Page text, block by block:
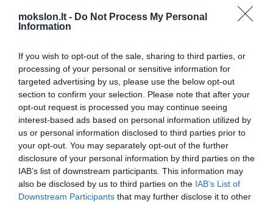
mokslon.lt - Do Not Process My Personal
Information
If you wish to opt-out of the sale, sharing to third parties, or
processing of your personal or sensitive information for
targeted advertising by us, please use the below opt-out
section to confirm your selection. Please note that after your
opt-out request is processed you may continue seeing
interest-based ads based on personal information utilized by
us or personal information disclosed to third parties prior to
your opt-out. You may separately opt-out of the further
disclosure of your personal information by third parties on the
IAB’s list of downstream participants. This information may
also be disclosed by us to third parties on the IAB’s List of
Downstream Participants that may further disclose it to other
Gravitacinių bangų muzika
NASA planuoja kosminę bazę už
Mėnulio
Marse nusileido NASA
marsaeigis „Curiosity“
10 patarimų kaip visada turėti
pinigų
Insultas pradėtas gydyti kamieninėmis
ląstelėmis
NASA tyrimas rodo: Žemės ežerai šyla